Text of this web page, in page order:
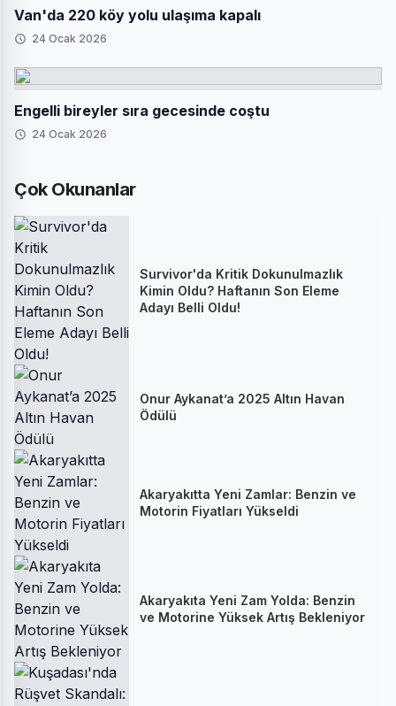
Van'da 220 köy yolu ulaşıma kapalı
24 Ocak 2026
Engelli bireyler sıra gecesinde coştu
24 Ocak 2026
Çok Okunanlar
Survivor'da Kritik Dokunulmazlık
Kimin Oldu? Haftanın Son Eleme
Adayı Belli Oldu!
Onur Aykanat’a 2025 Altın Havan
Ödülü
Akaryakıtta Yeni Zamlar: Benzin ve
Motorin Fiyatları Yükseldi
Akaryakıta Yeni Zam Yolda: Benzin
ve Motorine Yüksek Artış Bekleniyor